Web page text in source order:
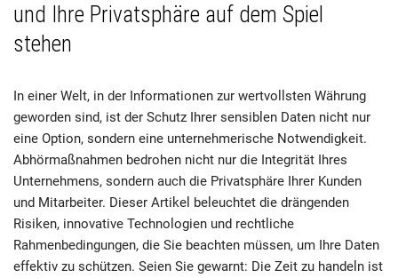
und Ihre Privatsphäre auf dem Spiel
stehen
In einer Welt, in der Informationen zur wertvollsten Währung
geworden sind, ist der Schutz Ihrer sensiblen Daten nicht nur
eine Option, sondern eine unternehmerische Notwendigkeit.
Abhörmaßnahmen bedrohen nicht nur die Integrität Ihres
Unternehmens, sondern auch die Privatsphäre Ihrer Kunden
und Mitarbeiter. Dieser Artikel beleuchtet die drängenden
Risiken, innovative Technologien und rechtliche
Rahmenbedingungen, die Sie beachten müssen, um Ihre Daten
effektiv zu schützen. Seien Sie gewarnt: Die Zeit zu handeln ist